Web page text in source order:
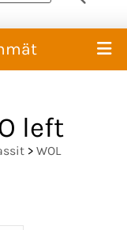
left
> WOL